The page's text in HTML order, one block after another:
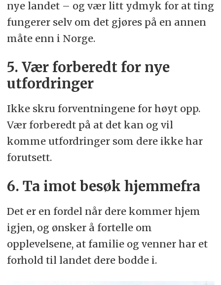
nye landet – og vær litt ydmyk for at ting
fungerer selv om det gjøres på en annen
måte enn i Norge.
5. Vær forberedt for nye
utfordringer
Ikke skru forventningene for høyt opp.
Vær forberedt på at det kan og vil
komme utfordringer som dere ikke har
forutsett.
6. Ta imot besøk hjemmefra
Det er en fordel når dere kommer hjem
igjen, og ønsker å fortelle om
opplevelsene, at familie og venner har et
forhold til landet dere bodde i.